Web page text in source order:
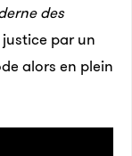
des
par un
alors en plein